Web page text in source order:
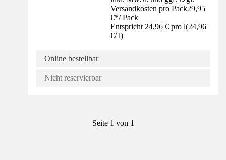
Versandkosten pro Pack29,95
€*/ Pack
Entspricht 24,96 € pro l(24,96
€/ l)
Online bestellbar
Nicht reservierbar
Seite 1 von 1